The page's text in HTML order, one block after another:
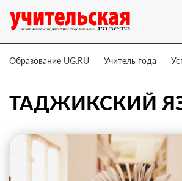
Образование UG.RU Учитель года
ТАДЖИКСКИЙ